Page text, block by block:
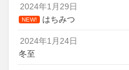
2024年1月29日
NEW! はちみつ
2024年1月24日
冬至